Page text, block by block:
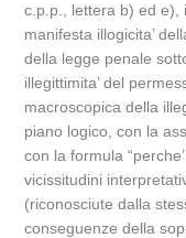
c.p.p., lettera b) ed e),
manifesta illogicita’
della legge penale
illegittimita’ del
macroscopica della
piano logico, con la
con la formula
vicissitudini
(riconosciute dalla
conseguenze della